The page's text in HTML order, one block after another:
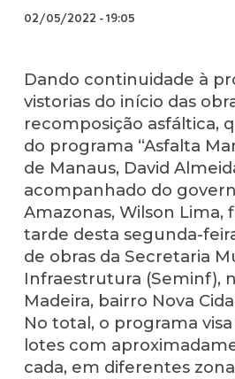
02/05/2022 -19:05
Dando continuidade à
vistorias do início das
recomposição asfáltica,
do programa “Asfalta
de Manaus, David
acompanhado do
Amazonas, Wilson Lima,
tarde desta segunda-
de obras da Secretaria
Infraestrutura (Seminf),
Madeira, bairro Nova
No total, o programa
lotes com
cada, em diferentes